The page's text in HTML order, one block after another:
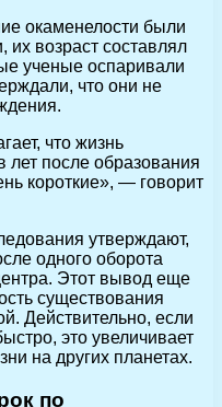
окаменелости были
возраст составлял
ученые оспаривали
что они не
что жизнь
лет после образования
короткие», — говорит
утверждают,
одного оборота
Этот вывод еще
существования
Действительно, если
это увеличивает
на других планетах.
по